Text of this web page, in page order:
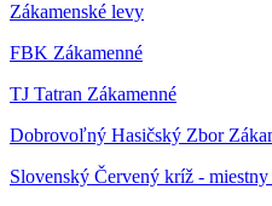
Zákamenské levy
FBK Zákamenné
TJ Tatran Zákamenné
Dobrovoľný Hasičský Zbor
Slovenský Červený kríž -